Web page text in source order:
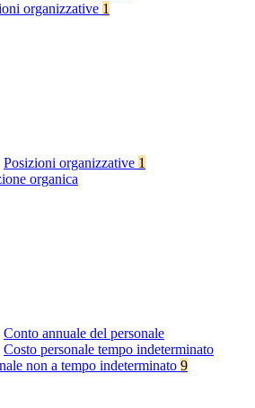
organizzative 1
Posizioni organizzative 1
organica
Conto annuale del personale
Costo personale tempo indeterminato
non a tempo indeterminato 9